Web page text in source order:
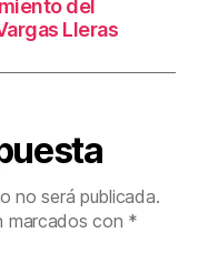
del
Lleras
no será publicada.
marcados con *